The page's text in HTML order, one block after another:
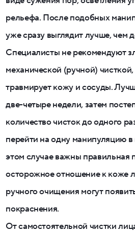
рельефа. После подобных
уже сразу выглядит лучше, чем
Специалисты не рекомендуют
механической (ручной)
травмирует кожу и сосуды.
две-четыре недели, затем
количество чисток до одного
перейти на одну манипуляцию в
этом случае важны правильная
осторожное отношение к коже
ручного очищения могут
покраснения.
От самостоятельной чистки